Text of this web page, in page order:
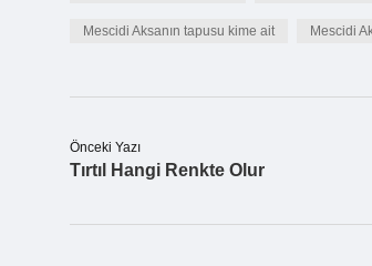
Mescidi Aksanın tapusu kime ait Mescidi
Önceki Yazı
Tırtıl Hangi Renkte Olur